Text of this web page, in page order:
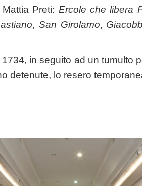
Preti: Ercole che libera
, San Girolamo,
in seguito ad un tumulto
detenute, lo resero